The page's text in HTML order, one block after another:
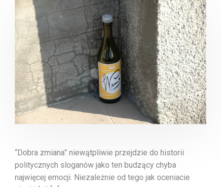
“Dobra zmiana” niewątpliwie przejdzie do historii
politycznych sloganów jako ten budzący chyba
najwięcej emocji. Niezależnie od tego jak oceniacie